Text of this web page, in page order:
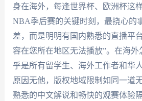
身在海外，每逢世界杯、欧洲杯这
NBA季后赛的关键时刻，最挠心的
差，而是明明有国内熟悉的直播平
容在您所在地区无法播放”。在海
乎是所有留学生、海外工作者和华
原因无他，版权地域限制如同一道
熟悉的中文解说和畅快的观赛体验